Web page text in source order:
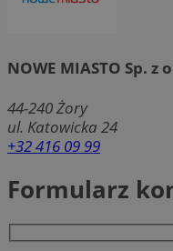
NOWE MIASTO Sp. z
44-240Żory
ul. Katowicka 24
+32 416 09 99
Formularz